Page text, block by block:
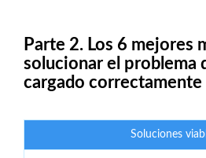
Parte 2. Los 6 mejores
solucionar el problema
cargado correctamente
Soluciones